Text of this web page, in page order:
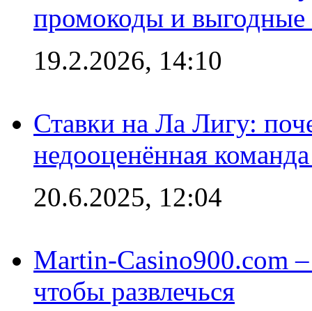
промокоды и выгодные
19.2.2026, 14:10
Ставки на Ла Лигу:
недооценённая
20.6.2025, 12:04
Martin-Casino900.com
чтобы развлечься